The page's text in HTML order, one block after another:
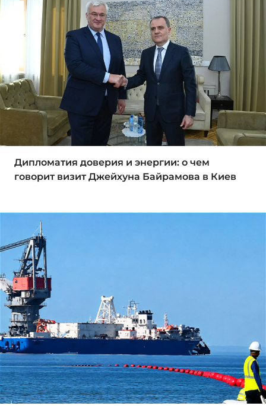
Дипломатия доверия и энергии: о чем
говорит визит Джейхуна Байрамова в Киев